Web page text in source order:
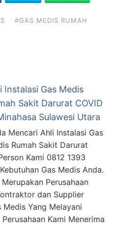
#GAS MEDIS RUMAH
Instalasi Gas Medis
Sakit Darurat COVID
Sulawesi Utara
Mencari Ahli Instalasi Gas
Rumah Sakit Darurat
Kami 0812 1393
Gas Medis Anda.
Perusahaan
dan Supplier
Medis Yang Melayani
Kami Menerima